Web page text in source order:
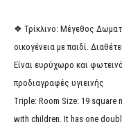
❖ Τρίκλινο: Μέγεθος
οικογένεια με παιδί.
Είναι ευρύχωρο και
προδιαγραφές υγιεινής
Triple: Room Size: 19 square
with children. It has one